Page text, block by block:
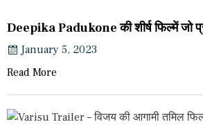
Deepika Padukone की शीर्ष फिल्में जो
January 5, 2023
Read More